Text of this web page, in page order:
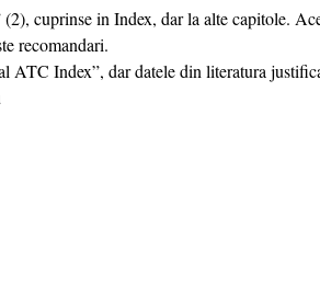
cuprinse in Index, dar la alte capitole.
recomandari.
ATC Index”, dar datele din literatura